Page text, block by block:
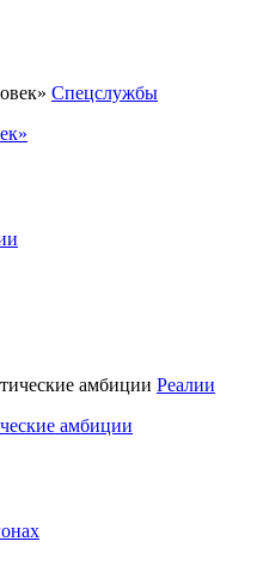
Спецслужбы
Реалии
амбиции